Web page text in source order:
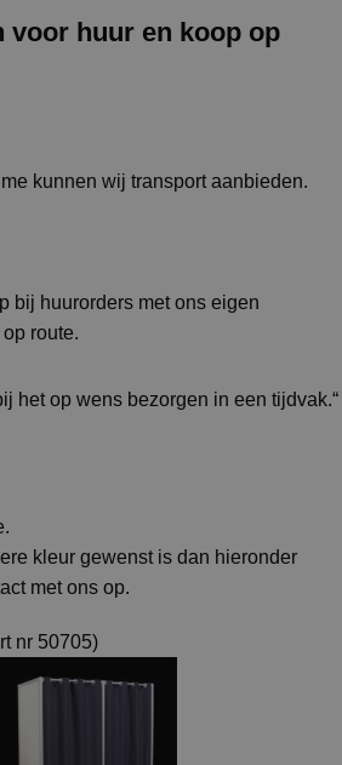
voor huur en koop op
kunnen wij transport aanbieden.
bij huurorders met ons eigen
route.
het op wens bezorgen in een tijdvak.“
kleur gewenst is dan hieronder
met ons op.
nr 50705)